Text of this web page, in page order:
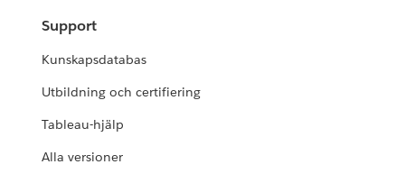
Support
Kunskapsdatabas
Utbildning och certifiering
Tableau-hjälp
Alla versioner